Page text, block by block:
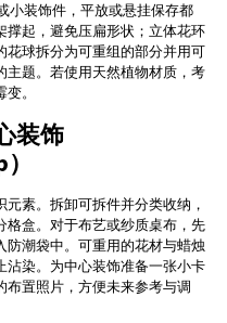
小装饰件，平放或悬挂保存都
撑起，避免压扁形状；立体花环
花球拆分为可重组的部分并用可
主题。若使用天然植物材质，考
。
装饰
素。拆卸可拆件并分类收纳，
格盒。对于布艺或纱质桌布，先
防潮袋中。可重用的花材与蜡烛
沾染。为中心装饰准备一张小卡
置照片，方便未来参考与调